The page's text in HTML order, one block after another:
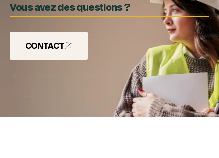
Vous avez des questions ?
CONTACT